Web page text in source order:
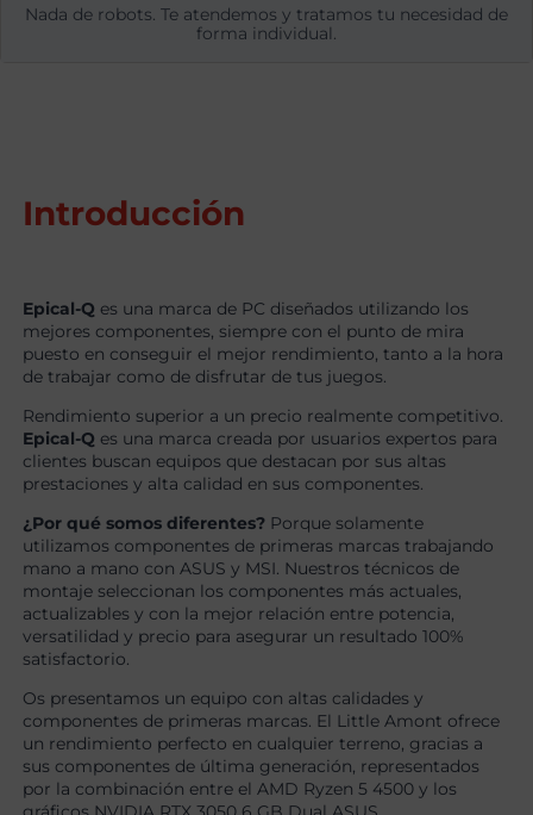
Nada de robots. Te atendemos y tratamos tu necesidad de
forma individual.
Introducción
Epical-Q es una marca de PC diseñados utilizando los
mejores componentes, siempre con el punto de mira
puesto en conseguir el mejor rendimiento, tanto a la hora
de trabajar como de disfrutar de tus juegos.
Rendimiento superior a un precio realmente competitivo.
Epical-Q es una marca creada por usuarios expertos para
clientes buscan equipos que destacan por sus altas
prestaciones y alta calidad en sus componentes.
¿Por qué somos diferentes? Porque solamente
utilizamos componentes de primeras marcas trabajando
mano a mano con ASUS y MSI. Nuestros técnicos de
montaje seleccionan los componentes más actuales,
actualizables y con la mejor relación entre potencia,
versatilidad y precio para asegurar un resultado 100%
satisfactorio.
Os presentamos un equipo con altas calidades y
componentes de primeras marcas. El Little Amont ofrece
un rendimiento perfecto en cualquier terreno, gracias a
sus componentes de última generación, representados
por la combinación entre el AMD Ryzen 5 4500 y los